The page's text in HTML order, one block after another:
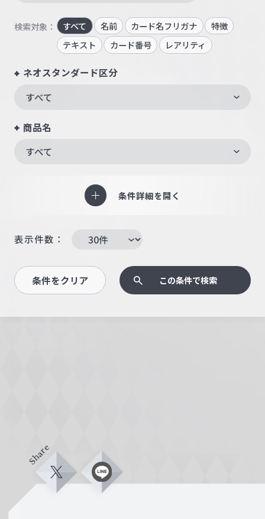
検索対象： すべて 名前 カード名フリガナ
特徴
テキスト
カード番号 レアリティ
ネオスタンダード区分
すべて
商品名
すべて
条件詳細を開く
表示件数：
条件をクリア この条件で検索
Share
X L